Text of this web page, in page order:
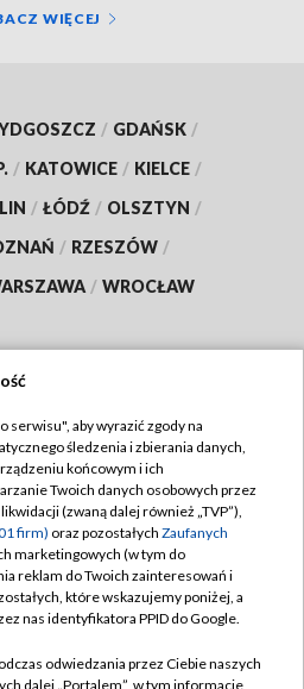
WIĘCEJ
/ GDAŃSK /
/ KATOWICE / KIELCE /
/ ŁÓDŹ / OLSZTYN /
/ RZESZÓW /
/ WROCŁAW
TVP
TVP
prywatności
zgody
Pomoc
serwisu", aby wyrazić zgody na
śledzenia i zbierania danych,
końcowym i ich
Twoich danych osobowych przez
(zwaną dalej również „TVP”),
firm) oraz pozostałych Zaufanych
marketingowych (w tym do
reklam do Twoich zainteresowań i
które wskazujemy poniżej, a
nas identyfikatora PPID do Google.
odwiedzania przez Ciebie naszych
dalej „Portalem”, w tym informacje